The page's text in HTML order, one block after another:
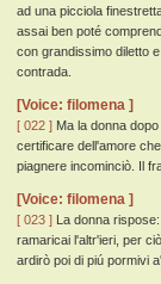
ad una picciola
assai ben poté
con grandissimo diletto
contrada.
[Voice: filomena ]
[ 022 ] Ma la donna
certificare dell'amore
piagnere incominciò. Il
[Voice: filomena ]
[ 023 ] La donna
ramaricai l'altr'ieri, per
ardirò poi di piú pormivi